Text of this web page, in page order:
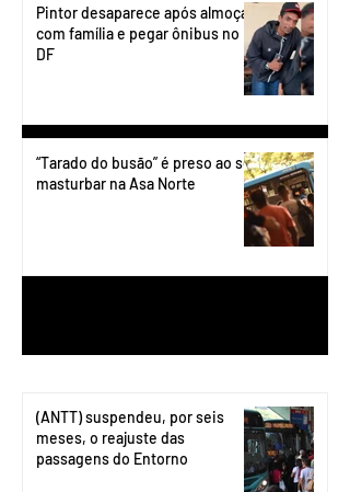
Pintor desaparece após almoçar
com família e pegar ônibus no
DF
“Tarado do busão” é preso ao se
masturbar na Asa Norte
(ANTT) suspendeu, por seis
meses, o reajuste das
passagens do Entorno